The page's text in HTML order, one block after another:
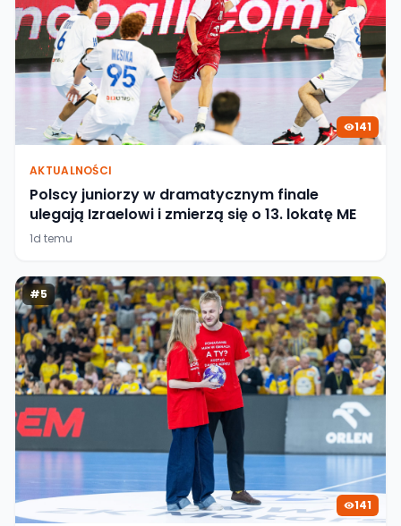
141
AKTUALNOŚCI
Polscy juniorzy w dramatycznym finale
ulegają Izraelowi i zmierzą się o 13. lokatę ME
1d temu
#5
141